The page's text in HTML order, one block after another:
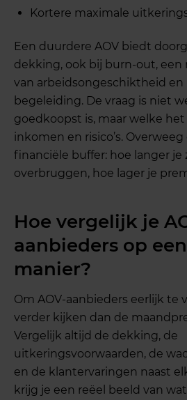
Kortere maximale
Een duurdere AOV biedt
dekking, ook bij burn-out,
van arbeidsongeschiktheid en
begeleiding. De vraag is niet
goedkoopst is, maar welke
inkomen en risico’s.
financiële buffer: hoe langer je
overbruggen, hoe lager je
Hoe vergelijk je
aanbieders op
manier?
Om AOV-aanbieders eerlijk te
verder kijken dan de
Vergelijk altijd de dekking, de
uitkeringsvoorwaarden, de
en de klantervaringen naast
krijg je een reëel beeld van